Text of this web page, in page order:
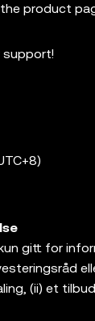
product
support!
gitt for
(ii) et